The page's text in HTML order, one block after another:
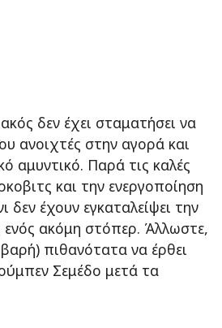
δεν έχει σταματήσει να
ανοιχτές στην αγορά και
αμυντικό. Παρά τις καλές
και την ενεργοποίηση
δεν έχουν εγκαταλείψει την
ακόμη στόπερ. Άλλωστε,
πιθανότατα να έρθει
Σεμέδο μετά τα